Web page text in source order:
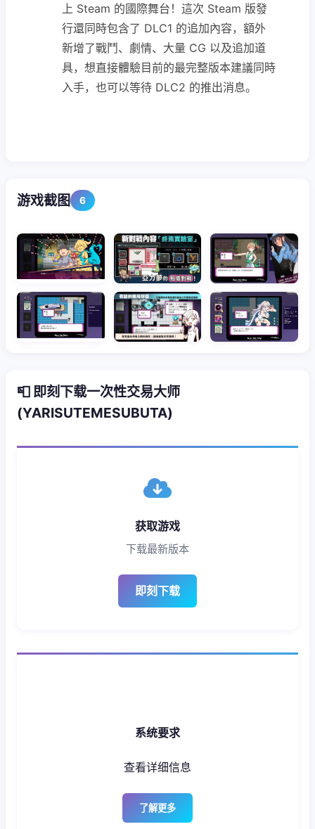
上 Steam 的國際舞台！這次 Steam 版發
行還同時包含了 DLC1 的追加內容，額外
新增了戰鬥、劇情、大量 CG 以及追加道
具，想直接體驗目前的最完整版本建議同時
入手，也可以等待 DLC2 的推出消息。
游戏截图 6
📮 即刻下载一次性交易大师
(YARISUTEMESUBUTA)
获取游戏
下载最新版本
即刻下载
系统要求
查看详细信息
了解更多